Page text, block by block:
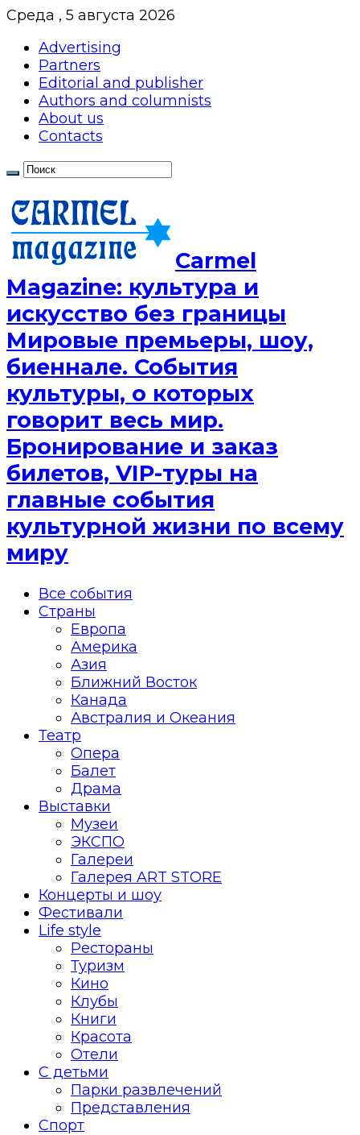
Среда , 5 августа 2026
Advertising
Partners
Editorial and publisher
Authors and columnists
About us
Contacts
Сarmel
Magazine: культура и
искусство без границы
Мировые премьеры, шоу,
биеннале. События
культуры, о которых
говорит весь мир.
Бронирование и заказ
билетов, VIP-туры на
главные события
культурной жизни по всему
миру
Все события
Страны
Европа
Америка
Азия
Ближний Восток
Канада
Австралия и Океания
Театр
Опера
Балет
Драма
Выставки
Музеи
ЭКСПО
Галереи
Галерея ART STORE
Концерты и шоу
Фестивали
Life style
Рестораны
Туризм
Кино
Клубы
Книги
Красота
Отели
С детьми
Парки развлечений
Представления
Спорт